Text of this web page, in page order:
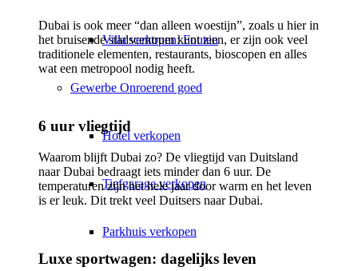
Villa verkopen: Fouten
Gewerbe Onroerend goed
Hotel verkopen
Tiefgarage verkopen
Parkhuis verkopen
Dubai is ook meer “dan alleen woestijn”, zoals u hier in
het bruisende stadscentrum kunt zien, er zijn ook veel
traditionele elementen, restaurants, bioscopen en alles
wat een metropool nodig heeft.
6 uur vliegtijd
Waarom blijft Dubai zo? De vliegtijd van Duitsland
naar Dubai bedraagt iets minder dan 6 uur. De
temperaturen zijn het hele jaar door warm en het leven
is er leuk. Dit trekt veel Duitsers naar Dubai.
Luxe sportwagen: dagelijks leven